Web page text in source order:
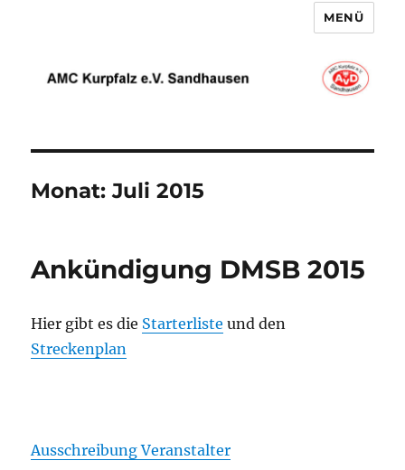
AMC Kurpfalz e.V. Sandhausen
MENÜ
Monat:Juli 2015
Ankündigung DMSB 2015
Hier gibt es die Starterliste und den
Streckenplan
Ausschreibung Veranstalter